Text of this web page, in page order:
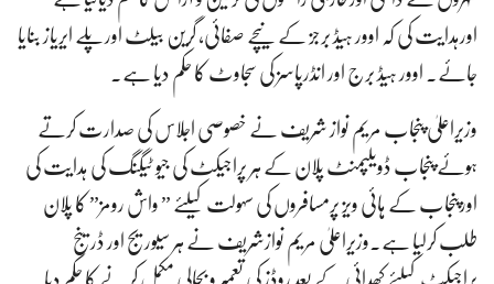
اورہدایت کی کہ اوور ہیڈ برجز کے نیچے صفائی، گرین بیلٹ اورپلے ایریاز بنایا
جائے۔ اوور ہیڈ برج اور انڈرپاسز کی سجاوٹ کا حکم دیا ہے۔
وزیراعلیٰ پنجاب مریم نواز شریف نے خصوصی اجلاس کی صدارت کرتے
ہوئے پنجاب ڈویلپمنٹ پلان کے ہر پراجیکٹ کی جیو ٹیگنگ کی ہدایت کی
اورپنجاب کے ہائی ویز پرمسافروں کی سہولت کیلئے ” واش رومز” کا پلان
طلب کرلیا ہے۔وزیراعلیٰ مریم نوازشریف نے ہر سیوریج اور ڈرینج
پراجیکٹ کیلئے کھدائی کے بعد روڈز کی تعمیر و بحالی مکمل کرنے کا حکم دیا